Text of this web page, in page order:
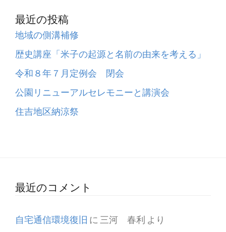
最近の投稿
地域の側溝補修
歴史講座「米子の起源と名前の由来を考える」
令和８年７月定例会 閉会
公園リニューアルセレモニーと講演会
住吉地区納涼祭
最近のコメント
自宅通信環境復旧 に 三河 春利 より